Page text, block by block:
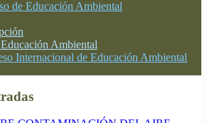
de Educación Ambiental
Ambiental
Internacional de Educación Ambiental